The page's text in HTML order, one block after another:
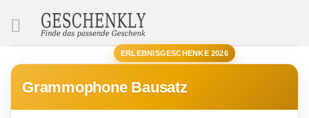
ERLEBNISGESCHENKE 2026
Grammophone Bausatz